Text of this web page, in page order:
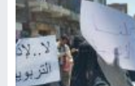
وتحليلات
حقوق
وحريات
سوشيال
كتابات